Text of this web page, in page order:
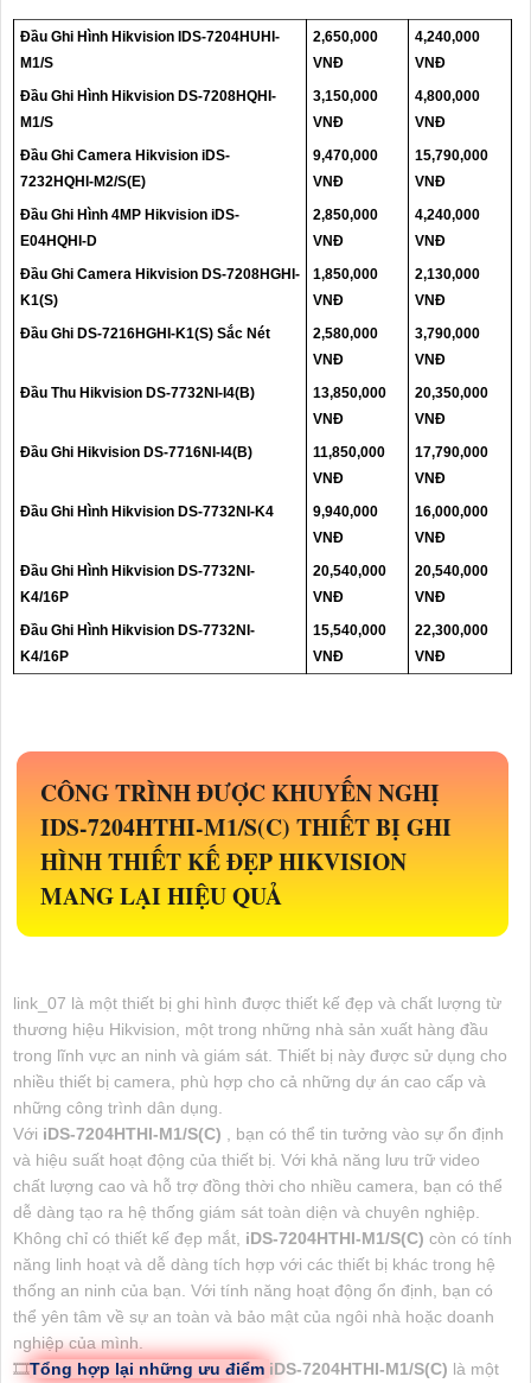
Đầu Ghi Hình Hikvision IDS-7204HUHI-
M1/S
2,650,000
VNĐ
4,240,000
VNĐ
Đầu Ghi Hình Hikvision DS-7208HQHI-
M1/S
3,150,000
VNĐ
4,800,000
VNĐ
Đầu Ghi Camera Hikvision iDS-
7232HQHI-M2/S(E)
9,470,000
VNĐ
15,790,000
VNĐ
Đầu Ghi Hình 4MP Hikvision iDS-
E04HQHI-D
2,850,000
VNĐ
4,240,000
VNĐ
Đầu Ghi Camera Hikvision DS-7208HGHI-
K1(S)
1,850,000
VNĐ
2,130,000
VNĐ
Đầu Ghi DS-7216HGHI-K1(S) Sắc Nét
2,580,000
VNĐ
3,790,000
VNĐ
Đầu Thu Hikvision DS-7732NI-I4(B)
13,850,000
VNĐ
20,350,000
VNĐ
Đầu Ghi Hikvision DS-7716NI-I4(B)
11,850,000
VNĐ
17,790,000
VNĐ
Đầu Ghi Hình Hikvision DS-7732NI-K4
9,940,000
VNĐ
16,000,000
VNĐ
Đầu Ghi Hình Hikvision DS-7732NI-
K4/16P
20,540,000
VNĐ
20,540,000
VNĐ
Đầu Ghi Hình Hikvision DS-7732NI-
K4/16P
15,540,000
VNĐ
22,300,000
VNĐ
CÔNG TRÌNH ĐƯỢC KHUYẾN NGHỊ
IDS-7204HTHI-M1/S(C) THIẾT BỊ GHI
HÌNH THIẾT KẾ ĐẸP HIKVISION
MANG LẠI HIỆU QUẢ
link_07 là một thiết bị ghi hình được thiết kế đẹp và chất lượng từ
thương hiệu Hikvision, một trong những nhà sản xuất hàng đầu
trong lĩnh vực an ninh và giám sát. Thiết bị này được sử dụng cho
nhiều thiết bị camera, phù hợp cho cả những dự án cao cấp và
những công trình dân dụng.
Với iDS-7204HTHI-M1/S(C)
, bạn có thể tin tưởng vào sự ổn định
và hiệu suất hoạt động của thiết bị. Với khả năng lưu trữ video
chất lượng cao và hỗ trợ đồng thời cho nhiều camera, bạn có thể
dễ dàng tạo ra hệ thống giám sát toàn diện và chuyên nghiệp.
Không chỉ có thiết kế đẹp mắt, iDS-7204HTHI-M1/S(C) còn có tính
năng linh hoạt và dễ dàng tích hợp với các thiết bị khác trong hệ
thống an ninh của bạn. Với tính năng hoạt động ổn định, bạn có
thể yên tâm về sự an toàn và bảo mật của ngôi nhà hoặc doanh
nghiệp của mình.
🎞Tổng hợp lại những ưu điểm iDS-7204HTHI-M1/S(C) là một